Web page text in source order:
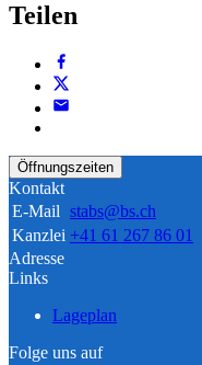
Teilen
Öffnungszeiten
Kontakt
E-Mail stabs@bs.ch
Kanzlei +41 61 267 86 01
Adresse
Links
Lageplan
Folge uns auf